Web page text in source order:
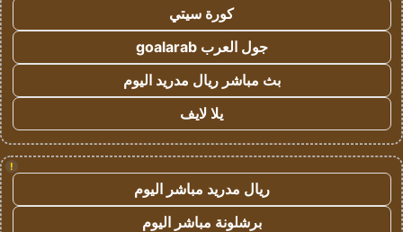
كورة سيتي
جول العرب goalarab
بث مباشر ريال مدريد اليوم
يلا لايف
!
ريال مدريد مباشر اليوم
برشلونة مباشر اليوم